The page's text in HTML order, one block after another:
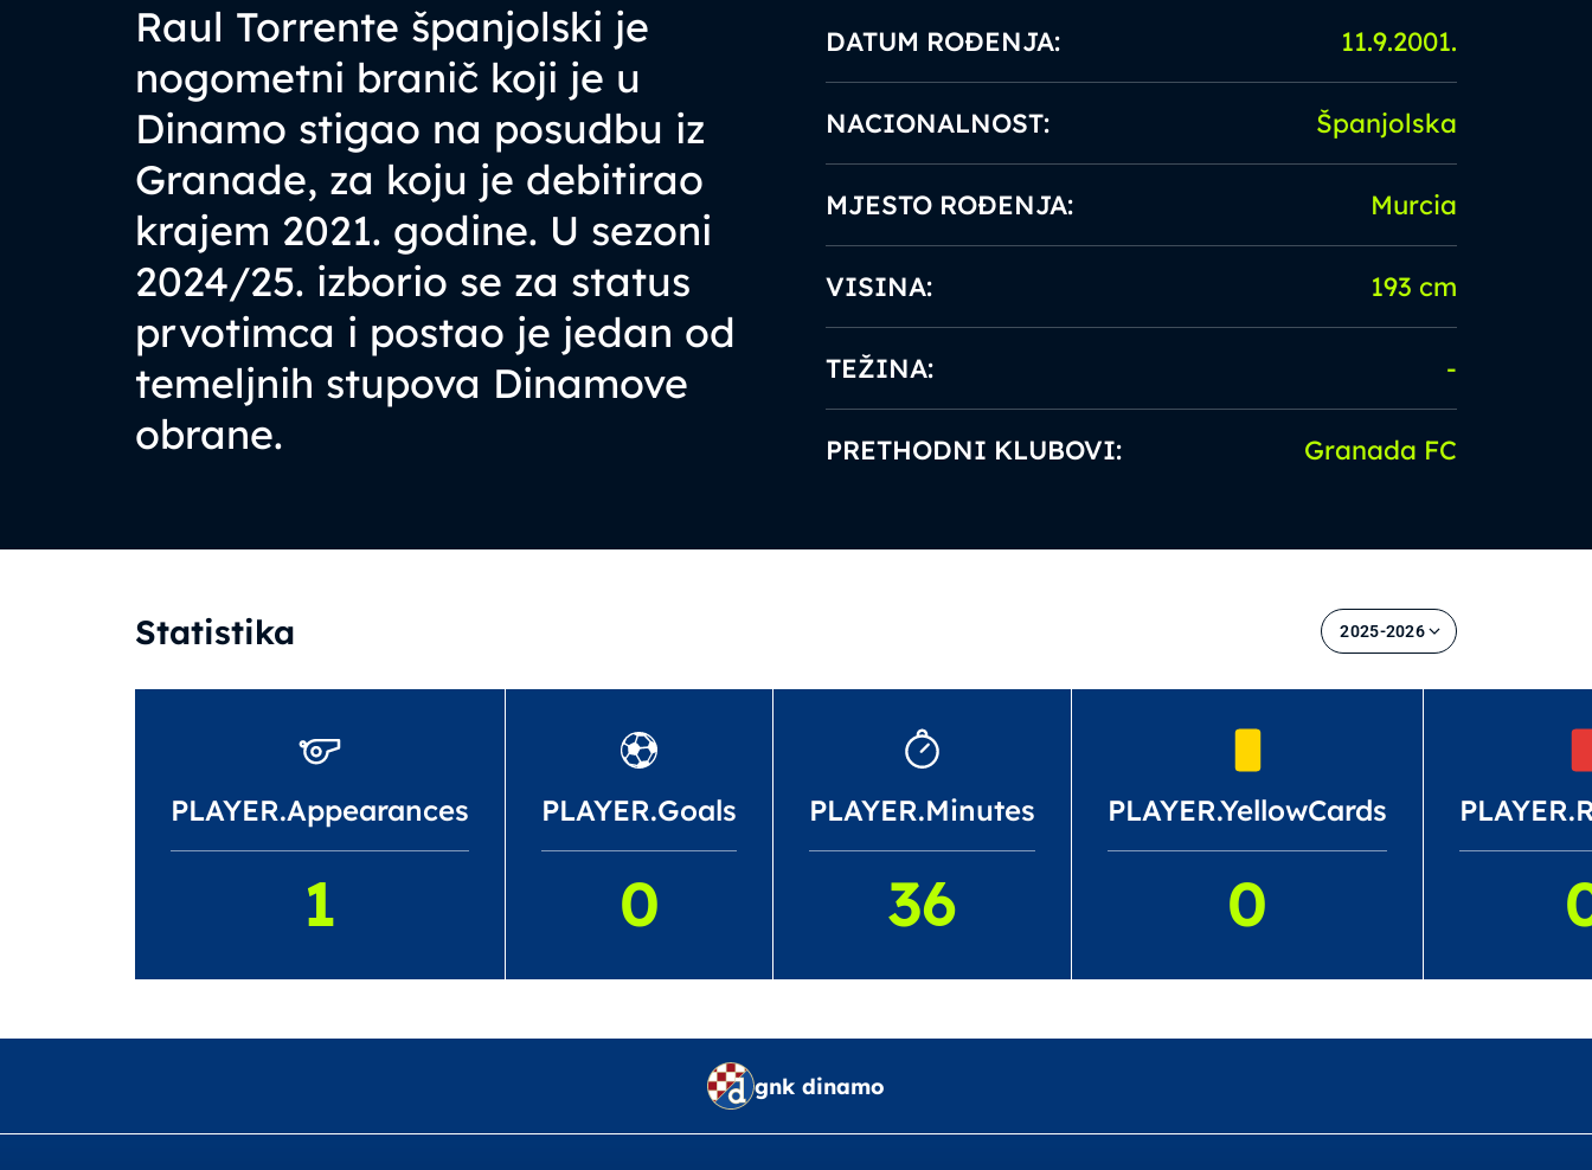
Raul Torrente španjolski je
nogometni branič koji je u
Dinamo stigao na posudbu iz
Granade, za koju je debitirao
krajem 2021. godine. U sezoni
2024/25. izborio se za status
prvotimca i postao je jedan od
temeljnih stupova Dinamove
obrane.
DATUM ROĐENJA: 11.9.2001.
NACIONALNOST: Španjolska
MJESTO ROĐENJA: Murcia
VISINA: 193 cm
TEŽINA: -
PRETHODNI KLUBOVI: Granada FC
Statistika 2025-2026
PLAYER.Appearances
1
PLAYER.Goals
0
PLAYER.Minutes
36
PLAYER.YellowCards
0
gnk dinamo